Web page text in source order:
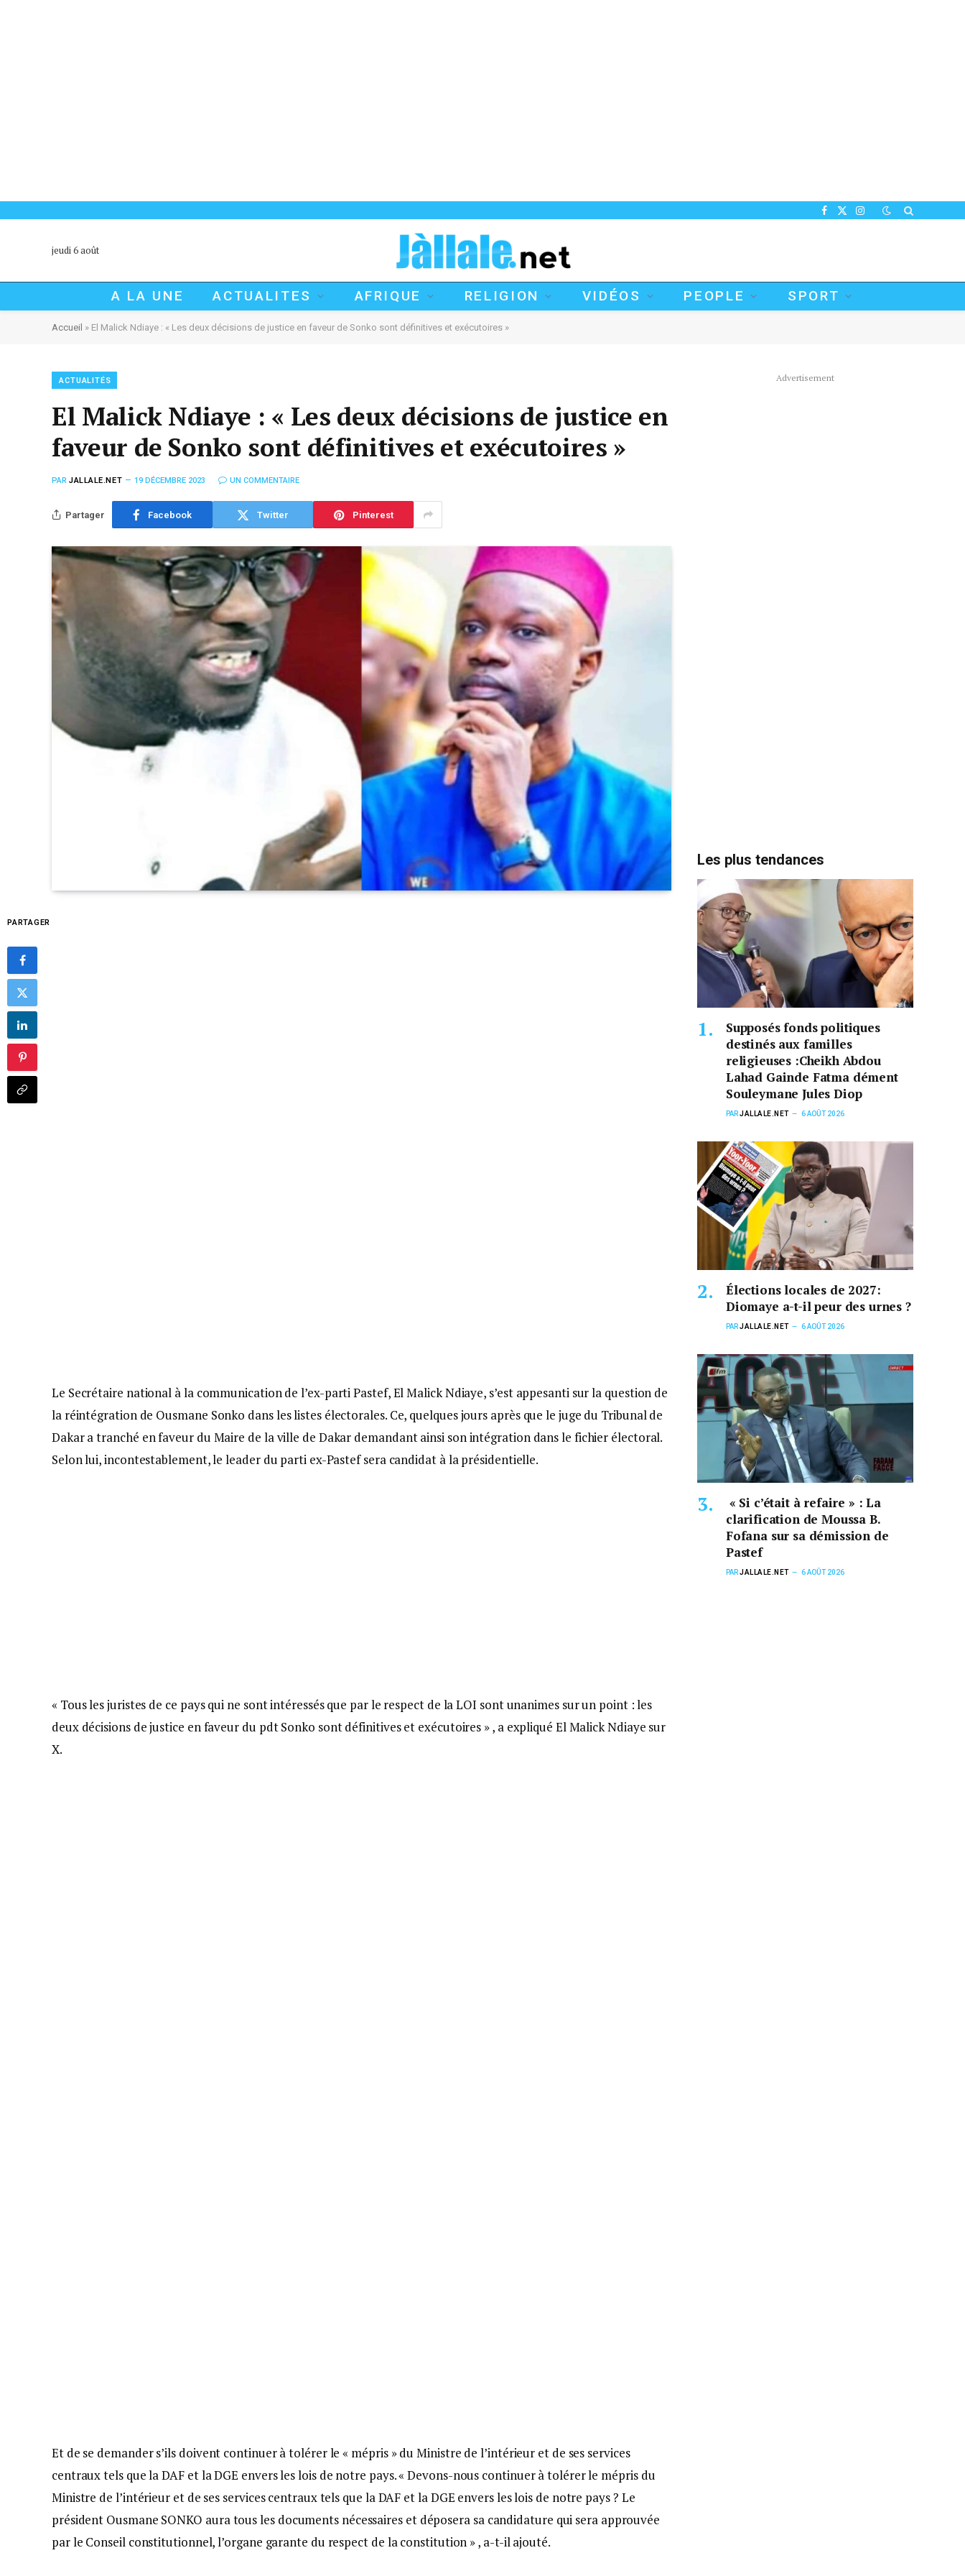
Facebook
X
Instagram
jeudi 6 août
A LA UNE ACTUALITES AFRIQUE RELIGION VIDÉOS PEOPLE SPORT
Accueil » El Malick Ndiaye : « Les deux décisions de justice en faveur de Sonko sont définitives et exécutoires »
ACTUALITÉS
El Malick Ndiaye : « Les deux décisions de justice en
faveur de Sonko sont définitives et exécutoires »
PAR JALLALE.NET 19 DÉCEMBRE 2023 UN COMMENTAIRE
Partager Facebook Twitter Pinterest
PARTAGER
Le Secrétaire national à la communication de l’ex-parti Pastef, El Malick Ndiaye, s’est appesanti sur la question de
la réintégration de Ousmane Sonko dans les listes électorales. Ce, quelques jours après que le juge du Tribunal de
Dakar a tranché en faveur du Maire de la ville de Dakar demandant ainsi son intégration dans le fichier électoral.
Selon lui, incontestablement, le leader du parti ex-Pastef sera candidat à la présidentielle.
« Tous les juristes de ce pays qui ne sont intéressés que par le respect de la LOI sont unanimes sur un point : les
deux décisions de justice en faveur du pdt Sonko sont définitives et exécutoires » , a expliqué El Malick Ndiaye sur
X.
Et de se demander s’ils doivent continuer à tolérer le « mépris » du Ministre de l’intérieur et de ses services
centraux tels que la DAF et la DGE envers les lois de notre pays. « Devons-nous continuer à tolérer le mépris du
Ministre de l’intérieur et de ses services centraux tels que la DAF et la DGE envers les lois de notre pays ? Le
président Ousmane SONKO aura tous les documents nécessaires et déposera sa candidature qui sera approuvée
par le Conseil constitutionnel, l’organe garante du respect de la constitution » , a-t-il ajouté.
Advertisement
Les plus tendances
Supposés fonds politiques
destinés aux familles
religieuses :Cheikh Abdou
Lahad Gainde Fatma dément
Souleymane Jules Diop
PARJALLALE.NET 6 AOÛT 2026
Élections locales de 2027:
Diomaye a-t-il peur des urnes ?
PARJALLALE.NET 6 AOÛT 2026
« Si c’était à refaire » : La
clarification de Moussa B.
Fofana sur sa démission de
Pastef
PARJALLALE.NET 6 AOÛT 2026